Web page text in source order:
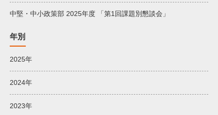
中堅・中小政策部 2025年度 「第1回課題別懇談会」
年別
2025年
2024年
2023年